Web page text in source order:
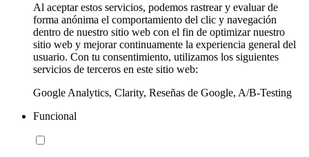
Al aceptar estos servicios, podemos rastrear y evaluar de
forma anónima el comportamiento del clic y navegación
dentro de nuestro sitio web con el fin de optimizar nuestro
sitio web y mejorar continuamente la experiencia general del
usuario. Con tu consentimiento, utilizamos los siguientes
servicios de terceros en este sitio web:
Google Analytics, Clarity, Reseñas de Google, A/B-Testing
Funcional